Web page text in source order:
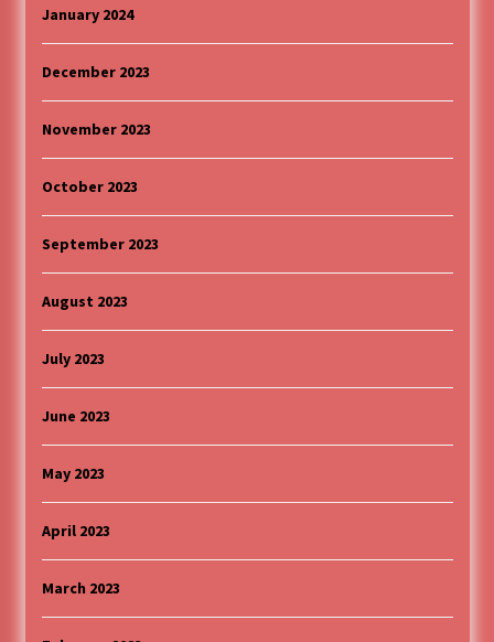
January 2024
December 2023
November 2023
October 2023
September 2023
August 2023
July 2023
June 2023
May 2023
April 2023
March 2023